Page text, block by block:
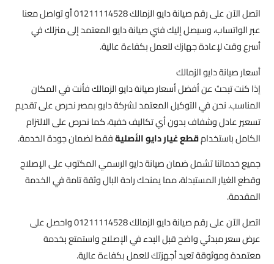
اتصل الآن على رقم صيانة دايو الزمالك 01211114528 أو تواصل معنا
عبر الواتساب، وسيصل إليك فني صيانة دايو المعتمد إلى منزلك في
أسرع وقت لإعادة جهازك للعمل بكفاءة عالية.
أسعار صيانة دايو الزمالك
إذا كنت تبحث عن أفضل أسعار صيانة دايو الزمالك فأنت في المكان
المناسب. نحن في التوكيل المعتمد لشركة دايو بمصر نحرص على تقديم
تسعير عادل وشفاف بدون أي تكاليف خفية، كما نحرص على الالتزام
الكامل باستخدامقطع غيار دايو الأصليةفقط لضمان جودة الخدمة.
جميع خدماتنا تشمل ضمان صيانة دايو الرسمي المكتوب على الإصلاح
وقطع الغيار المستبدلة، مما يمنحك راحة البال وثقة تامة في الخدمة
المقدمة.
اتصل الآن على رقم صيانة دايو الزمالك 01211114528 واحصل على
عرض سعر مبدئي واضح قبل البدء في الإصلاح واستمتع بخدمة
معتمدة وموثوقة تعيد أجهزتك للعمل بكفاءة عالية.